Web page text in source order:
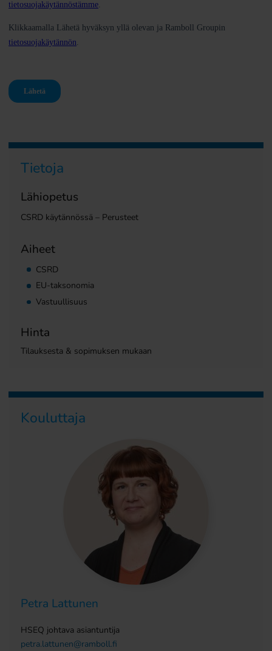
Tietoja
Lähiopetus
CSRD käytännössä – Perusteet
Aiheet
CSRD
EU-taksonomia
Vastuullisuus
Hinta
Tilauksesta & sopimuksen mukaan
Kouluttaja
Petra Lattunen
HSEQ johtava asiantuntija
petra.lattunen@ramboll.fi